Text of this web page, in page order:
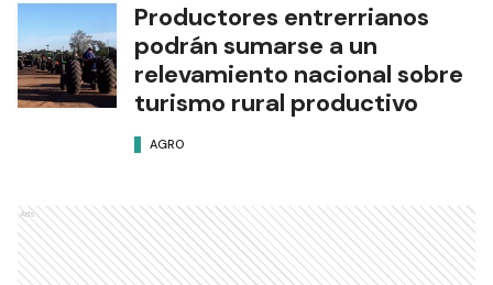
Productores entrerrianos
podrán sumarse a un
relevamiento nacional sobre
turismo rural productivo
AGRO
Ads